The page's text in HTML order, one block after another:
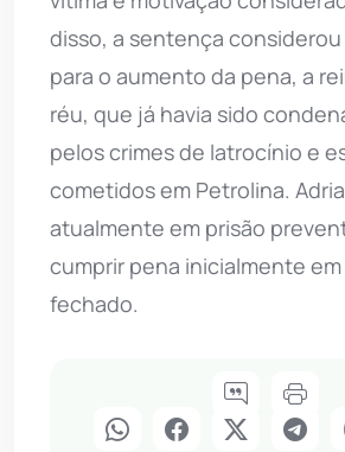
disso, a sentença
para o aumento da pena, a
réu, que já havia sido
pelos crimes de latrocínio e
cometidos em Petrolina.
atualmente em prisão
cumprir pena inicialmente
fechado.